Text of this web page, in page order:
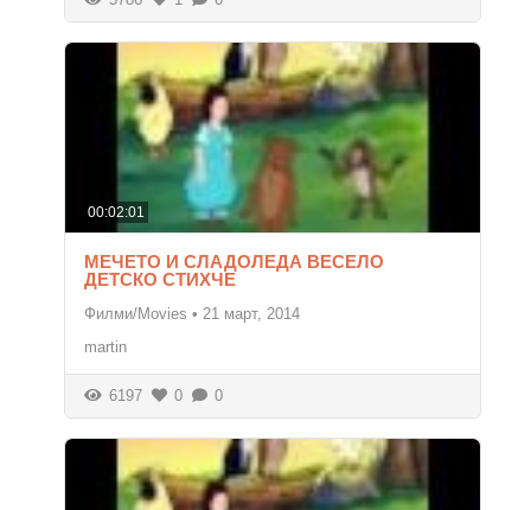
00:02:01
МЕЧЕТО И СЛАДОЛЕДА ВЕСЕЛО
ДЕТСКО СТИХЧЕ
Филми/Movies • 21 март, 2014
martin
6197 0 0